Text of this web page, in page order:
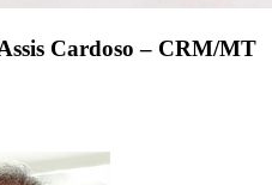
Cardoso – CRM/MT